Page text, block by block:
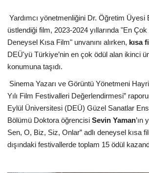
Yardımcı yönetmenliğini Dr. Öğretim Üyesi
üstlendiği film, 2023-2024 yıllarında "En
Deneysel Kısa Film" unvanını alırken, kısa
DEÜ'yü Türkiye’nin en çok ödül alan ikinci
konumuna taşıdı.
Sinema Yazarı ve Görüntü Yönetmeni Hayri
Yılı Film Festivalleri Değerlendirmesi”
Eylül Üniversitesi (DEÜ) Güzel Sanatlar
Bölümü Doktora öğrencisi Sevin Yaman’ın
Sen, O, Biz, Siz, Onlar” adlı deneysel kısa
dışındaki festivallerde toplam 15 ödül